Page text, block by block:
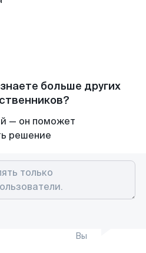
больше других
— он поможет
решение
Вы